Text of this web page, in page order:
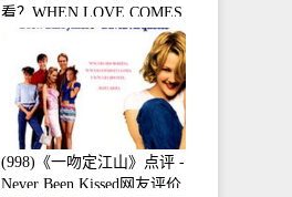
看？WHEN LOVE COMES
观众点评及剧本
(998)《一吻定江山》点评 -
Never Been Kissed网友评价